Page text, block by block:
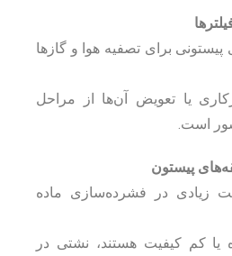
پیستونی برای تصفیه هوا و گازها
یا تعویض آن‌ها از مراحل
است.
زیادی در فشرده‌سازی ماده
یا کم کیفیت هستند، نشتی در